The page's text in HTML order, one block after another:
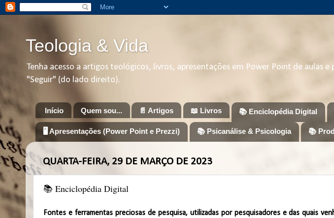
Teologia & Vida
Tenha acesso a artigos teológicos, livros, apresentações em Power Point de aulas
"Seguir" (do lado direito).
Início Quem sou... 📄 Artigos 📖 Livros 📚 Enciclopédia Digital
🖥️ Apresentações (Power Point e Prezzi) 📚 Psicanálise & Psicologia 📚
QUARTA-FEIRA, 29 DE MARÇO DE 2023
📚 Enciclopédia Digital
Fontes e ferramentas preciosas de pesquisa, utilizadas por pesquisadores e das quais